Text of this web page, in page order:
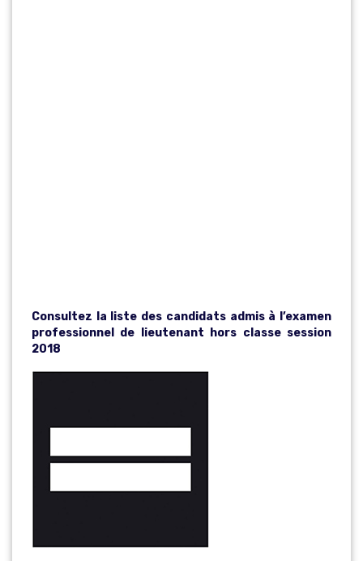
Consultez la liste des candidats admis à l’examen
professionnel de lieutenant hors classe session
2018